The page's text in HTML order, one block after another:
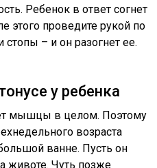
Ребенок в ответ согнет
этого проведите рукой по
стопы – и он разогнет ее.
у ребенка
мышцы в целом. Поэтому
возраста
ванне. Пусть он
животе. Чуть позже